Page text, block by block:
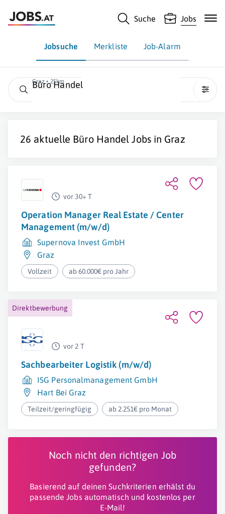
Suche Jobs
Jobsuche Merkliste Job-Alarm
Graz • 25km
Büro Handel
26 aktuelle Büro Handel Jobs in Graz
vor 30+ T
Operation Manager Real Estate / Center
Management (m/w/d)
Supernova Invest GmbH
Graz
Vollzeit ab 60.000€ pro Jahr
Direktbewerbung
vor 2 T
Sachbearbeiter Logistik (m/w/d)
ISG Personalmanagement GmbH
Hart Bei Graz
Teilzeit/geringfügig ab 2.251€ pro Monat
Noch nicht den richtigen Job
gefunden?
Basierend auf deinen Suchkriterien erhälst du
passende Jobs automatisch und kostenlos per
E-Mail!